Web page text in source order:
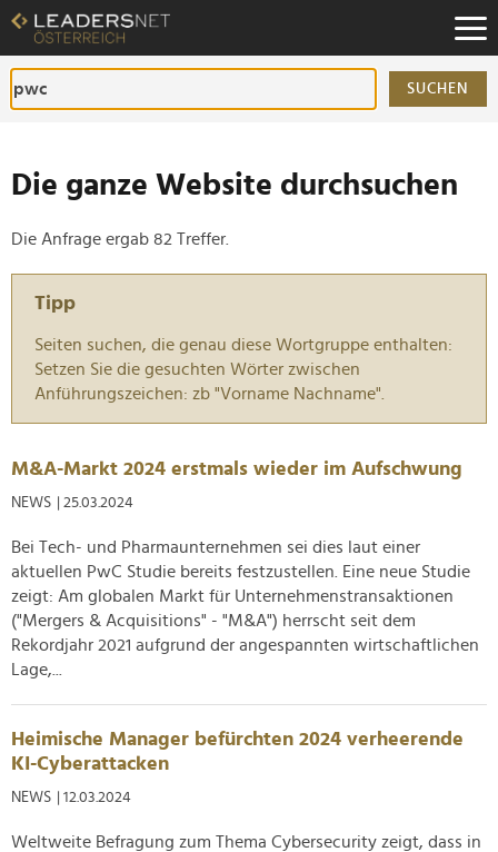
Zum
Inhalt
Zur
Fußzeilen-
Navigation
SUCHEN
Die ganze Website durchsuchen
Die Anfrage ergab 82 Treffer.
Tipp
Seiten suchen, die genau diese Wortgruppe enthalten:
Setzen Sie die gesuchten Wörter zwischen
Anführungszeichen: zb "Vorname Nachname".
M&A-Markt 2024 erstmals wieder im Aufschwung
NEWS | 25.03.2024
Bei Tech- und Pharmaunternehmen sei dies laut einer
aktuellen PwC Studie bereits festzustellen. Eine neue Studie
zeigt: Am globalen Markt für Unternehmenstransaktionen
("Mergers & Acquisitions" - "M&A") herrscht seit dem
Rekordjahr 2021 aufgrund der angespannten wirtschaftlichen
Lage,...
Heimische Manager befürchten 2024 verheerende
KI-Cyberattacken
NEWS | 12.03.2024
Weltweite Befragung zum Thema Cybersecurity zeigt, dass in